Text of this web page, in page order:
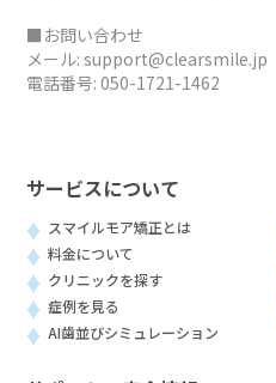
■お問い合わせ
メール: support@clearsmile.jp
電話番号: 050-1721-1462
サービスについて
スマイルモア矯正とは
料金について
クリニックを探す
症例を見る
AI歯並びシミュレーション